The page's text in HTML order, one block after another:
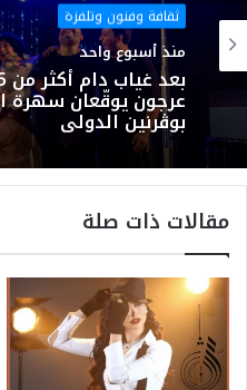
ثقافة وفنون وتلفزة
منذ أسبوع واحد
عرجون يوقّعان سهرة
بوڨرنين الدولي
مقالات ذات صلة